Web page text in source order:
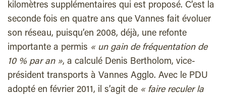
kilomètres supplémentaires qui est proposé. C’est la
seconde fois en quatre ans que Vannes fait évoluer
son réseau, puisqu’en 2008, déjà, une refonte
importante a permis « un gain de fréquentation de
10 % par an », a calculé Denis Bertholom, vice-
président transports à Vannes Agglo. Avec le PDU
adopté en février 2011, il s’agit de « faire reculer la